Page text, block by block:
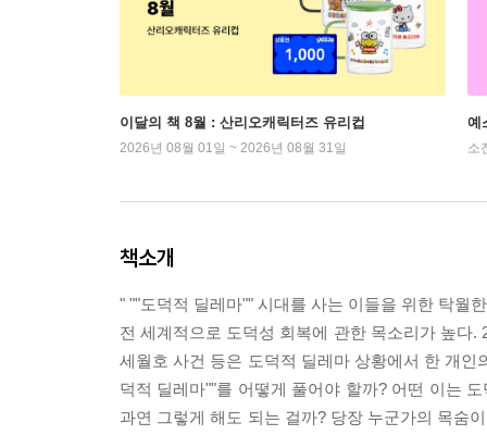
이달의 책 8월 : 산리오캐릭터즈 유리컵
2026년 08월 01일 ~ 2026년 08월 31일
예
소
책소개
" ""도덕적 딜레마"" 시대를 사는 이들을 위한 탁월
전 세계적으로 도덕성 회복에 관한 목소리가 높다
세월호 사건 등은 도덕적 딜레마 상황에서 한 개
덕적 딜레마""를 어떻게 풀어야 할까? 어떤 이는
과연 그렇게 해도 되는 걸까? 당장 누군가의 목숨